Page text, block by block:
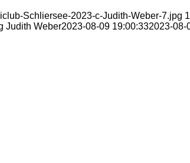
Schliersee-2023-c-Judith-Weber-7.jpg
Judith Weber2023-08-09 19:00:332023-08-